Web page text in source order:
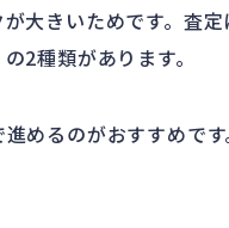
大きいためです。査
2種類があります。
めるのがおすすめです